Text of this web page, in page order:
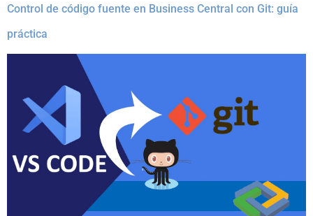
Control de código fuente en Business Central con Git: guía
práctica